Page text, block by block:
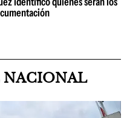
NACIONAL